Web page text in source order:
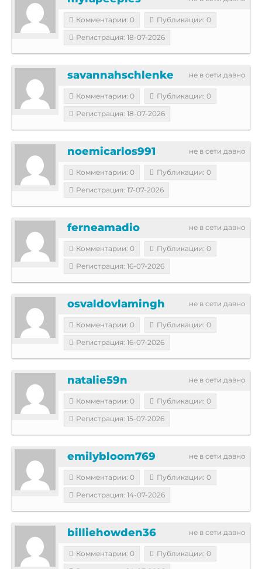
Комментарии: 0
Публикации: 0
Регистрация: 18-07-2026
не в сети давно
savannahschlenke
Комментарии: 0
Публикации: 0
Регистрация: 18-07-2026
не в сети давно
noemicarlos991
Комментарии: 0
Публикации: 0
Регистрация: 17-07-2026
не в сети давно
ferneamadio
Комментарии: 0
Публикации: 0
Регистрация: 16-07-2026
не в сети давно
osvaldovlamingh
Комментарии: 0
Публикации: 0
Регистрация: 16-07-2026
не в сети давно
natalie59n
Комментарии: 0
Публикации: 0
Регистрация: 15-07-2026
не в сети давно
emilybloom769
Комментарии: 0
Публикации: 0
Регистрация: 14-07-2026
не в сети давно
billiehowden36
Комментарии: 0
Публикации: 0